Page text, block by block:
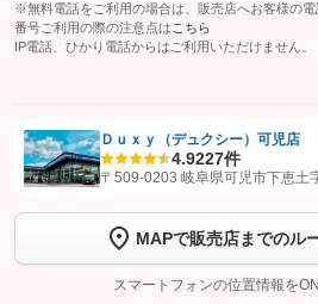
※無料電話をご利用の場合は、販売店へお客様の
番号ご利用の際の注意点は こちら
IP電話、ひかり電話からはご利用いただけません。
【STEP1】認証画面でグーネットを友だち追
トーク画面で
ボタンをタップし
完了してください。
Ｄｕｘｙ（デュクシー）可児店
4.9227件
〒509-0203 岐阜県可児市下恵土
MAPで販売店までのル
スマートフォンの位置情報を